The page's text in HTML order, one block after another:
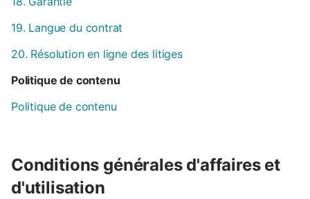
19. Langue du contrat
20. Résolution en ligne des litiges
Politique de contenu
Politique de contenu
Conditions générales d'affaires et
d'utilisation